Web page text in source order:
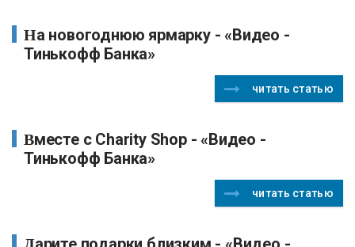
На новогоднюю ярмарку - «Видео -
Тинькофф Банка»
читать статью
Вместе с Charity Shop - «Видео -
Тинькофф Банка»
читать статью